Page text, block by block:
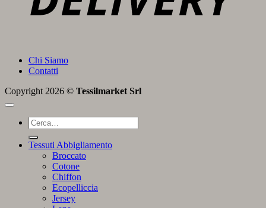
Chi Siamo
Contatti
Copyright 2026 © Tessilmarket Srl
Cerca:
Tessuti Abbigliamento
Broccato
Cotone
Chiffon
Ecopelliccia
Jersey